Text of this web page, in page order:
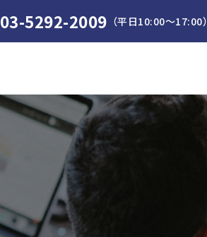
03-5292-2009 （平日10:00〜17:00）